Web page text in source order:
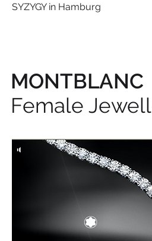
SYZYGY in Hamburg
MONTBLANC
Female